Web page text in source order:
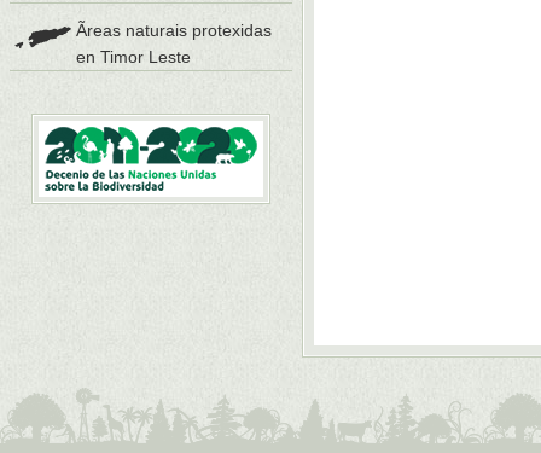
Ãreas naturais protexidas
en Timor Leste